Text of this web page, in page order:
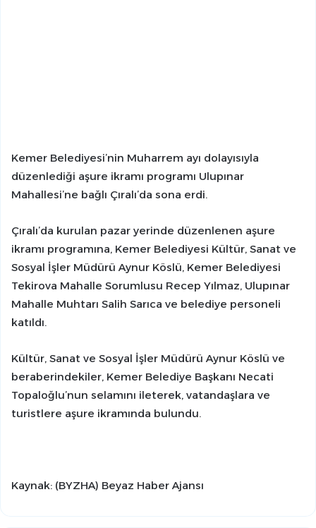
Kemer Belediyesi’nin Muharrem ayı dolayısıyla
düzenlediği aşure ikramı programı Ulupınar
Mahallesi’ne bağlı Çıralı’da sona erdi.
Çıralı’da kurulan pazar yerinde düzenlenen aşure
ikramı programına, Kemer Belediyesi Kültür, Sanat ve
Sosyal İşler Müdürü Aynur Köslü, Kemer Belediyesi
Tekirova Mahalle Sorumlusu Recep Yılmaz, Ulupınar
Mahalle Muhtarı Salih Sarıca ve belediye personeli
katıldı.
Kültür, Sanat ve Sosyal İşler Müdürü Aynur Köslü ve
beraberindekiler, Kemer Belediye Başkanı Necati
Topaloğlu’nun selamını ileterek, vatandaşlara ve
turistlere aşure ikramında bulundu.
Kaynak: (BYZHA) Beyaz Haber Ajansı